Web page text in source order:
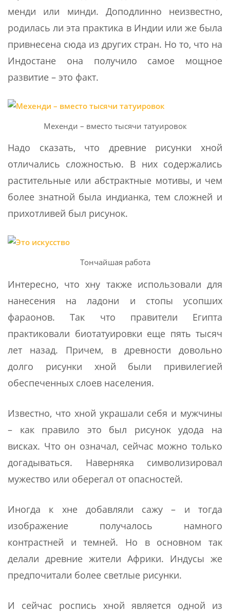
менди или минди. Доподлинно неизвестно,
родилась ли эта практика в Индии или же была
привнесена сюда из других стран. Но то, что на
Индостане она получило самое мощное
развитие – это факт.
Мехенди – вместо тысячи татуировок
Надо сказать, что древние рисунки хной
отличались сложностью. В них содержались
растительные или абстрактные мотивы, и чем
более знатной была индианка, тем сложней и
прихотливей был рисунок.
Тончайшая работа
Интересно, что хну также использовали для
нанесения на ладони и стопы усопших
фараонов. Так что правители Египта
практиковали биотатуировки еще пять тысяч
лет назад. Причем, в древности довольно
долго рисунки хной были привилегией
обеспеченных слоев населения.
Известно, что хной украшали себя и мужчины
– как правило это был рисунок удода на
висках. Что он означал, сейчас можно только
догадываться. Наверняка символизировал
мужество или оберегал от опасностей.
Иногда к хне добавляли сажу – и тогда
изображение получалось намного
контрастней и темней. Но в основном так
делали древние жители Африки. Индусы же
предпочитали более светлые рисунки.
И сейчас роспись хной является одной из